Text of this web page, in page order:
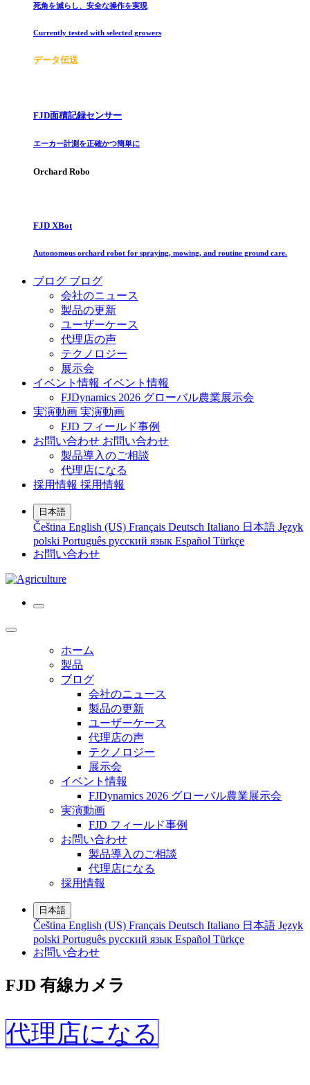
死角を減らし、安全な操作を実現
Currently tested with selected growers
データ伝送
FJD面積記録センサー
エーカー計測を正確かつ簡単に
Orchard Robo
FJD XBot
Autonomous orchard robot for spraying, mowing, and routine ground care.
ブログ ブログ
会社のニュース
製品の更新
ユーザーケース
代理店の声
テクノロジー
展示会
イベント情報 イベント情報
FJDynamics 2026 グローバル農業展示会
実演動画 実演動画
FJD フィールド事例
お問い合わせ お問い合わせ
製品導入のご相談
代理店になる
採用情報 採用情報
日本語
Čeština English (US) Français Deutsch Italiano 日本語 Język
polski Português русский язык Español Türkçe
お問い合わせ
ホーム
製品
ブログ
会社のニュース
製品の更新
ユーザーケース
代理店の声
テクノロジー
展示会
イベント情報
FJDynamics 2026 グローバル農業展示会
実演動画
FJD フィールド事例
お問い合わせ
製品導入のご相談
代理店になる
採用情報
日本語
Čeština English (US) Français Deutsch Italiano 日本語 Język
polski Português русский язык Español Türkçe
お問い合わせ
FJD 有線カメラ
代理店になる